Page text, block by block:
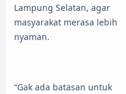
Lampung Selatan, agar
masyarakat merasa lebih
nyaman.
“Gak ada batasan untuk